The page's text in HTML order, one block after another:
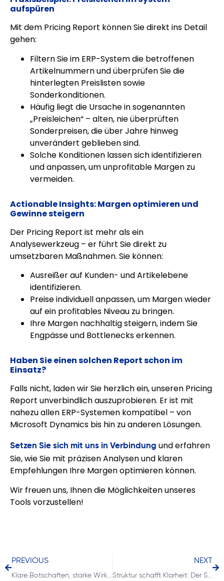
aufspüren
Mit dem Pricing Report können Sie direkt ins Detail
gehen:
Filtern Sie im ERP-System die betroffenen
Artikelnummern und überprüfen Sie die
hinterlegten Preislisten sowie
Sonderkonditionen.
Häufig liegt die Ursache in sogenannten
„Preisleichen“ – alten, nie überprüften
Sonderpreisen, die über Jahre hinweg
unverändert geblieben sind.
Solche Konditionen lassen sich identifizieren
und anpassen, um unprofitable Margen zu
vermeiden.
Actionable Insights: Margen optimieren und
Gewinne steigern
Der Pricing Report ist mehr als ein
Analysewerkzeug – er führt Sie direkt zu
umsetzbaren Maßnahmen. Sie können:
Ausreißer auf Kunden- und Artikelebene
identifizieren.
Preise individuell anpassen, um Margen wieder
auf ein profitables Niveau zu bringen.
Ihre Margen nachhaltig steigern, indem Sie
Engpässe und Bottlenecks erkennen.
Haben Sie einen solchen Report schon im
Einsatz?
Falls nicht, laden wir Sie herzlich ein, unseren Pricing
Report unverbindlich auszuprobieren. Er ist mit
nahezu allen ERP-Systemen kompatibel – von
Microsoft Dynamics bis hin zu anderen Lösungen.
Setzen Sie sich mit uns in Verbindung und erfahren
Sie, wie Sie mit präzisen Analysen und klaren
Empfehlungen Ihre Margen optimieren können.
Wir freuen uns, Ihnen die Möglichkeiten unseres
Tools vorzustellen!
PREVIOUS
Klare Botschaften, starke Wirkung: Der SAY-Grundsatz von IBCS
NEXT
Struktur schafft Klarheit: Der STRUCTURE-Grundsatz von IBCS